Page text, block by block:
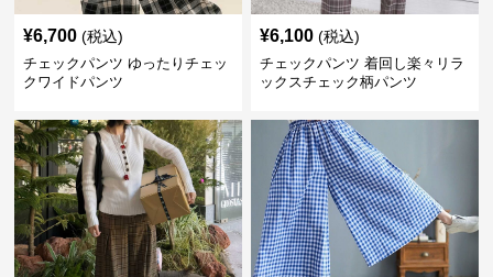
¥6,700 (税込)
チェックパンツ ゆったりチェッ
クワイドパンツ
¥6,100 (税込)
チェックパンツ 着回し楽々リラ
ックスチェック柄パンツ